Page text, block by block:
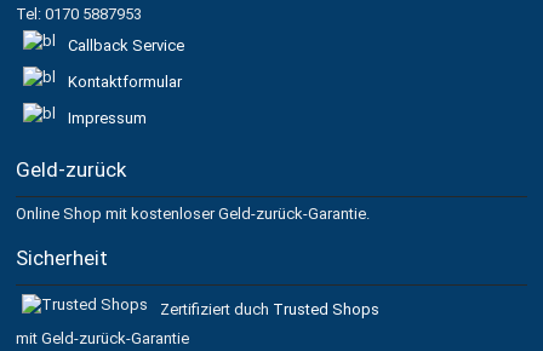
Tel: 0170 5887953
Callback Service
Kontaktformular
Impressum
Geld-zurück
Online Shop mit kostenloser Geld-zurück-Garantie.
Sicherheit
Zertifiziert duch Trusted Shops
mit Geld-zurück-Garantie